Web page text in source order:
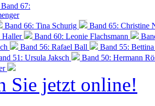
Band 67:
Band 66: Tina Schurig
Band 65: Christine
Haller
Band 60: Leonie Flachsmann
Band 56: Rafael Ball
Band 55:
51: Ursula Jaksch Band 50: Hermann
Sie jetzt online!